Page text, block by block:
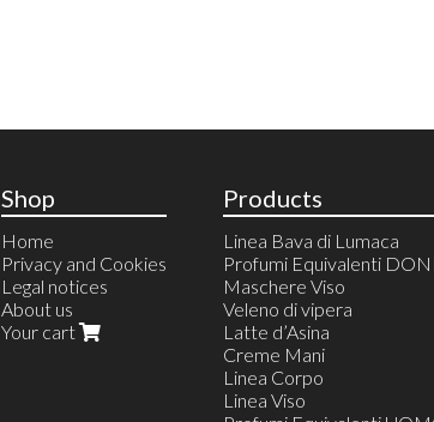
Shop
Home
Privacy and Cookies
Legal notices
About us
Your cart
Products
Linea Bava di Lumaca
Profumi Equivalenti
Maschere Viso
Veleno di vipera
Latte d’Asina
Creme Mani
Linea Corpo
Linea Viso